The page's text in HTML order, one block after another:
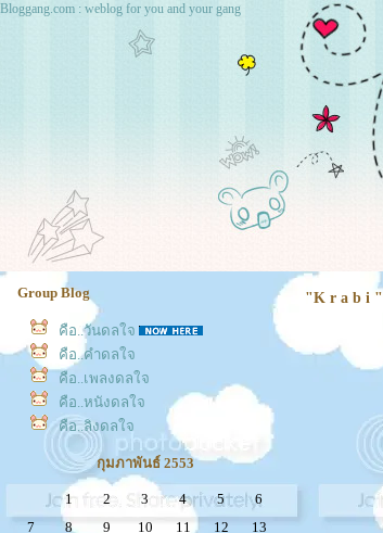
Bloggang.com : weblog for you and your gang
Group Blog
คือ..วันดลใจ
คือ..คำดลใจ
คือ..เพลงดลใจ
คือ..หนังดลใจ
คือ..ลิงดลใจ
กุมภาพันธ์ 2553
1 2 3 4 5
6
7
8 9 10 11 12
13
"K r a b i "